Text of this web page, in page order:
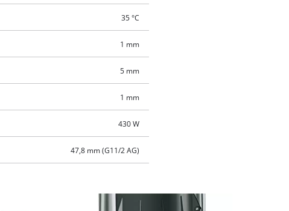
35 °C
1 mm
5 mm
1 mm
430 W
47,8 mm (G11/2 AG)